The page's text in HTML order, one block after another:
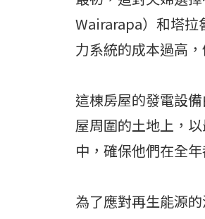
Wairarapa）和塔拉
力系統的成本過高
這棟房屋的發電設
屋周圍的土地上，
中，確保他們在全
為了應對再生能源